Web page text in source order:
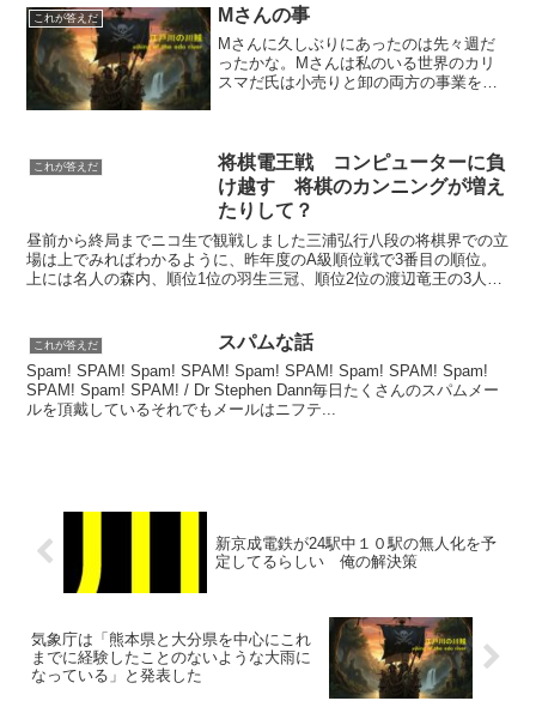
これが答えだ Mさんの事
Mさんに久しぶりにあったのは先々週だ
ったかな。Mさんは私のいる世界のカリ
スマだ氏は小売りと卸の両方の事業をさ
だがほとんどはおしゃべり...
これが答えだ
将棋電王戦 コンピューターに負
け越す 将棋のカンニングが増え
たりして？
昼前から終局までニコ生で観戦しました三浦弘行八段の将棋界での立
場は上でみればわかるように、昨年度のA級順位戦で3番目の順位。
上には名人の森内、順位1位の羽生三冠、順位2位の渡辺竜王の3人し
これが答えだ スパムな話
Spam! SPAM! Spam! SPAM! Spam! SPAM! Spam! SPAM! Spam!
SPAM! Spam! SPAM! / Dr Stephen Dann毎日たくさんのスパムメー
ルを頂戴しているそれでもメールはニフテ...
新京成電鉄が24駅中１０駅の無人化を予
定してるらしい 俺の解決策
気象庁は「熊本県と大分県を中心にこれ
までに経験したことのないような大雨に
なっている」と発表した